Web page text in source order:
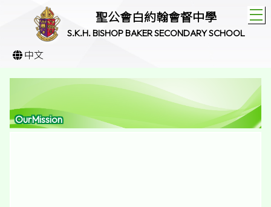
聖公會白約翰會督中學
S.K.H. BISHOP BAKER SECONDARY SCHOOL
中文
OurMission